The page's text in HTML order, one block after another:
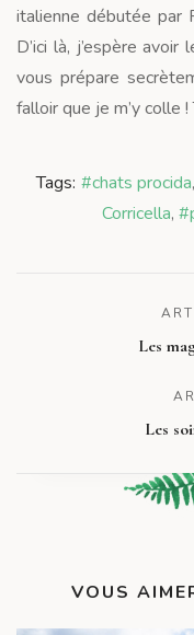
italienne débutée par
D’ici là, j’espère
vous prépare
falloir que je m’y colle
Tags: #chats procida,
Corricella,
Les
Les
VOUS